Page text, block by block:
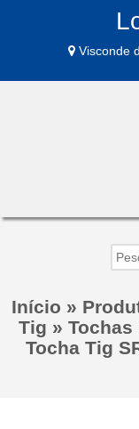
Visconde
Início »
Tig » Tochas
Tocha Tig